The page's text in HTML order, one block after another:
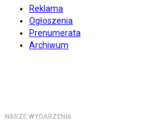
Reklama
Ogłoszenia
Prenumerata
Archiwum
NASZE WYDARZENIA